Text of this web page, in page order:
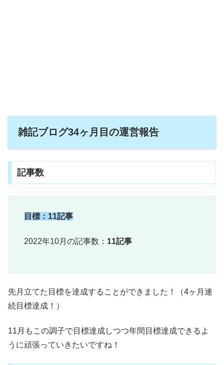
雑記ブログ34ヶ月目の運営報告
記事数
目標：11記事
2022年10月の記事数： 11記事
先月立てた目標を達成することができました！（4ヶ月連
続目標達成！）
11月もこの調子で目標達成しつつ年間目標達成できるよ
うに頑張っていきたいですね！